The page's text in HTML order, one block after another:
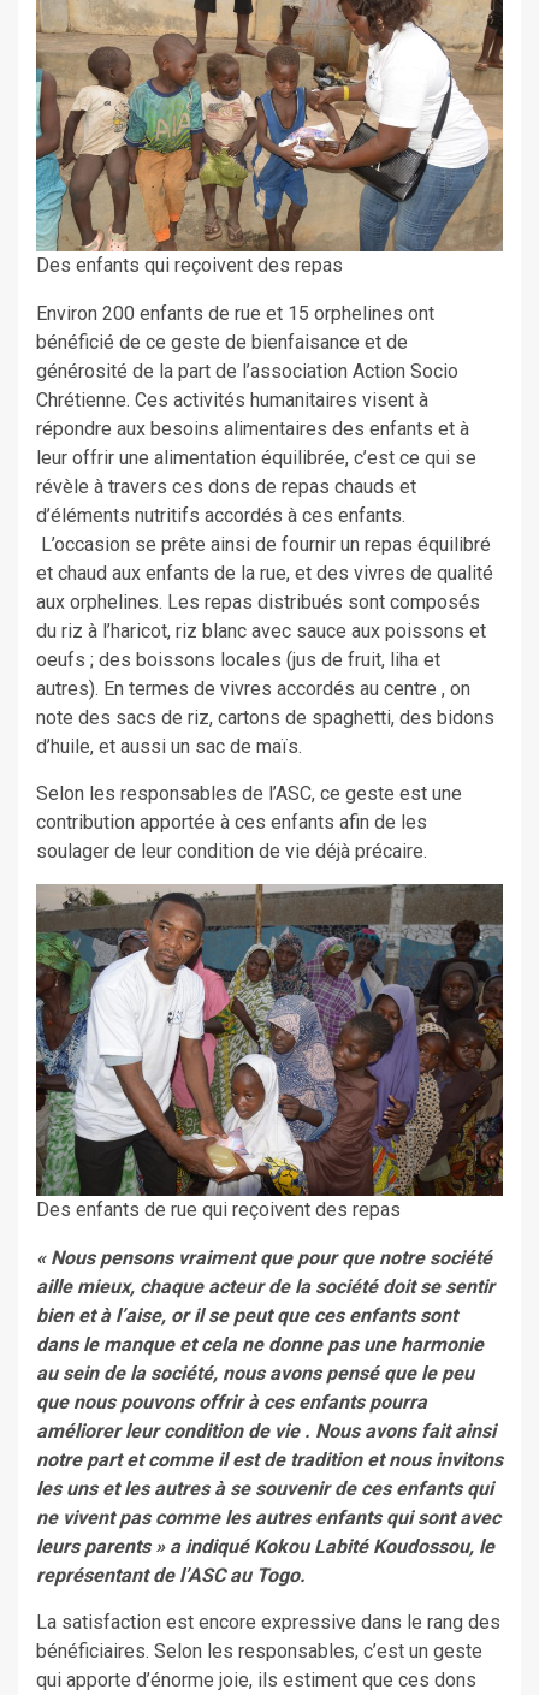
Des enfants qui reçoivent des repas
Environ 200 enfants de rue et 15 orphelines ont
bénéficié de ce geste de bienfaisance et de
générosité de la part de l’association Action Socio
Chrétienne. Ces activités humanitaires visent à
répondre aux besoins alimentaires des enfants et à
leur offrir une alimentation équilibrée, c’est ce qui se
révèle à travers ces dons de repas chauds et
d’éléments nutritifs accordés à ces enfants.
L’occasion se prête ainsi de fournir un repas équilibré
et chaud aux enfants de la rue, et des vivres de qualité
aux orphelines. Les repas distribués sont composés
du riz à l’haricot, riz blanc avec sauce aux poissons et
oeufs ; des boissons locales (jus de fruit, liha et
autres). En termes de vivres accordés au centre , on
note des sacs de riz, cartons de spaghetti, des bidons
d’huile, et aussi un sac de maïs.
Selon les responsables de l’ASC, ce geste est une
contribution apportée à ces enfants afin de les
soulager de leur condition de vie déjà précaire.
Des enfants de rue qui reçoivent des repas
« Nous pensons vraiment que pour que notre société
aille mieux, chaque acteur de la société doit se sentir
bien et à l’aise, or il se peut que ces enfants sont
dans le manque et cela ne donne pas une harmonie
au sein de la société, nous avons pensé que le peu
que nous pouvons offrir à ces enfants pourra
améliorer leur condition de vie . Nous avons fait ainsi
notre part et comme il est de tradition et nous invitons
les uns et les autres à se souvenir de ces enfants qui
ne vivent pas comme les autres enfants qui sont avec
leurs parents » a indiqué Kokou Labité Koudossou, le
représentant de l’ASC au Togo.
La satisfaction est encore expressive dans le rang des
bénéficiaires. Selon les responsables, c’est un geste
qui apporte d’énorme joie, ils estiment que ces dons